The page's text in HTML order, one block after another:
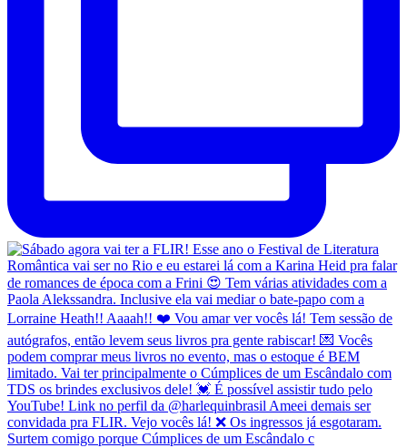
Surtem comigo porque Cúmplices de um Escândalo c